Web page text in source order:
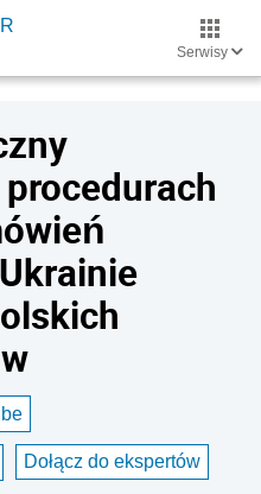
Serwisy
Dołącz do ekspertów